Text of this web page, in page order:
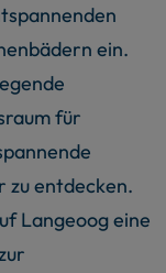
ein.
für
zu entdecken.
Langeoog eine